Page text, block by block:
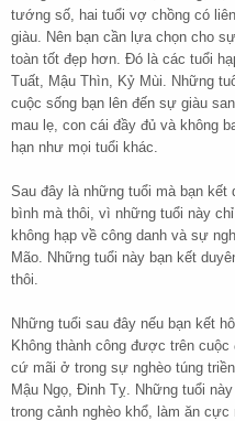
tướng số, hai tuổi vợ chồng có
giàu. Nên bạn cần lựa chọn cho
toàn tốt đẹp hơn. Đó là các tuổi
Tuất, Mậu Thìn, Kỷ Mùi. Những
cuộc sống bạn lên đến sự giàu
mau lẹ, con cái đầy đủ và không
hạn như mọi tuổi khác.
Sau đây là những tuổi mà bạn kết
bình mà thôi, vì những tuổi này
không hạp về công danh và sự
Mão. Những tuổi này bạn kết
thôi.
Những tuổi sau đây nếu bạn kết
Không thành công được trên
cứ mãi ở trong sự nghèo túng
Mậu Ngọ, Đinh Tỵ. Những tuổi
trong cảnh nghèo khổ, làm ăn cực